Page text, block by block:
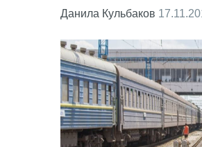
Данила Кульбаков